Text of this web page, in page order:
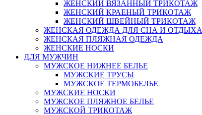
ЖЕНСКИЙ ВЯЗАННЫЙ ТРИКОТАЖ
ЖЕНСКИЙ КРАЕНЫЙ ТРИКОТАЖ
ЖЕНСКИЙ ШВЕЙНЫЙ ТРИКОТАЖ
ЖЕНСКАЯ ОДЕЖДА ДЛЯ СНА И ОТДЫХА
ЖЕНСКАЯ ПЛЯЖНАЯ ОДЕЖДА
ЖЕНСКИЕ НОСКИ
ДЛЯ МУЖЧИН
МУЖСКОЕ НИЖНЕЕ БЕЛЬЕ
МУЖСКИЕ ТРУСЫ
МУЖСКОЕ ТЕРМОБЕЛЬЕ
МУЖСКИЕ НОСКИ
МУЖСКОЕ ПЛЯЖНОЕ БЕЛЬЕ
МУЖСКОЙ ТРИКОТАЖ